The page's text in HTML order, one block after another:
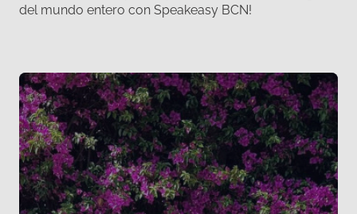
del mundo entero con Speakeasy BCN!